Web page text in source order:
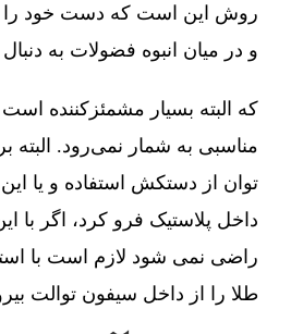
روش این است که دست خود را
و در میان انبوه فضولات به
که البته بسیار مشمئزکننده
مناسبی به شمار نمی‌رود. البته
توان از دستکش استفاده و یا
داخل پلاستیک فرو کرد، اگر با
راضی نمی شود لازم است با
طلا را از داخل سیفون توالت